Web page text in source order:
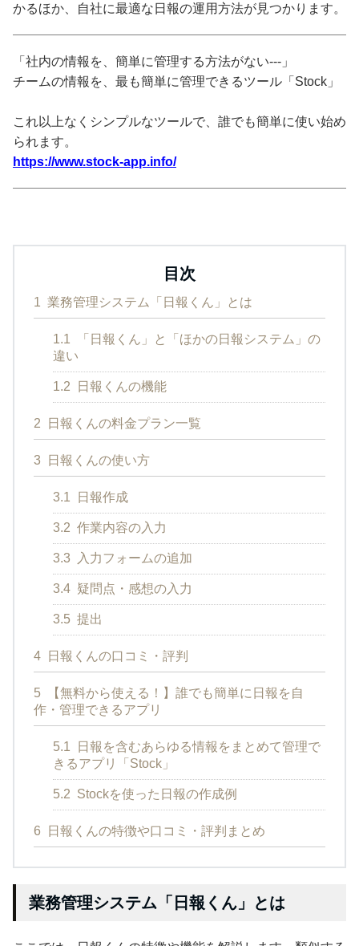
かるほか、自社に最適な日報の運用方法が見つかります。
「社内の情報を、簡単に管理する方法がない---」
チームの情報を、最も簡単に管理できるツール「Stock」
これ以上なくシンプルなツールで、誰でも簡単に使い始め
られます。
https://www.stock-app.info/
目次
1 業務管理システム「日報くん」とは
1.1
「日報くん」と「ほかの日報システム」の
違い
1.2 日報くんの機能
2 日報くんの料金プラン一覧
3 日報くんの使い方
3.1 日報作成
3.2 作業内容の入力
3.3 入力フォームの追加
3.4 疑問点・感想の入力
3.5 提出
4 日報くんの口コミ・評判
5
【無料から使える！】誰でも簡単に日報を自
作・管理できるアプリ
5.1
日報を含むあらゆる情報をまとめて管理で
きるアプリ「Stock」
5.2 Stockを使った日報の作成例
6 日報くんの特徴や口コミ・評判まとめ
業務管理システム「日報くん」とは